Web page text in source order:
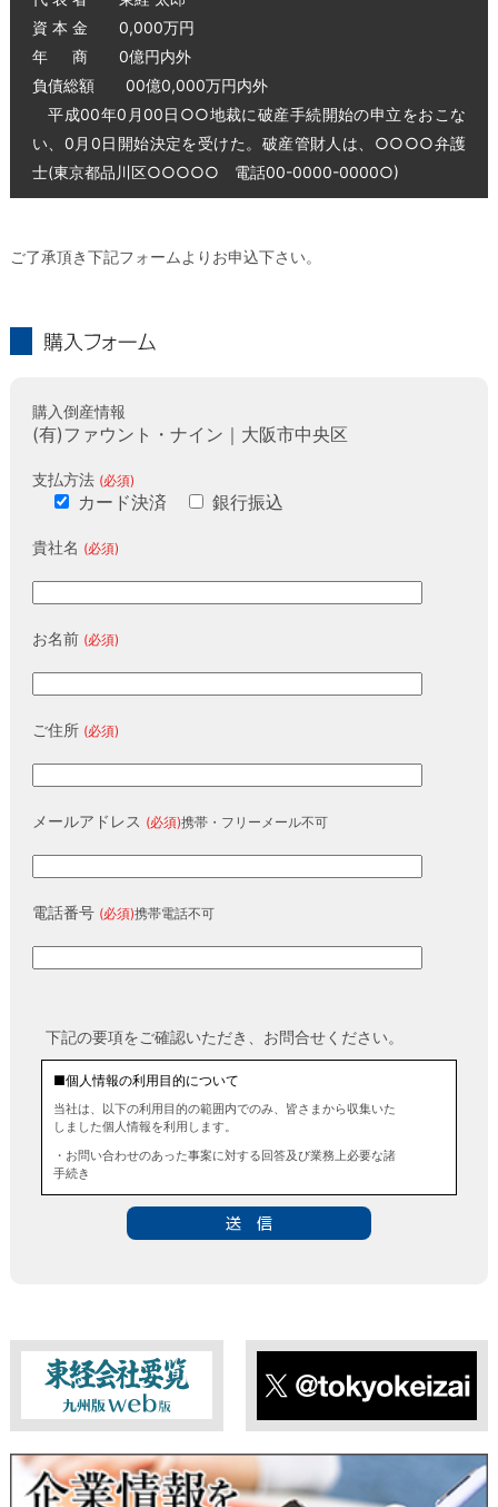
資 本 金 0,000万円
年 商 0億円内外
負債総額 00億0,000万円内外
平成00年0月00日○○地裁に破産手続開始の申立をおこな
い、0月0日開始決定を受けた。破産管財人は、○○○○弁護
士(東京都品川区○○○○○ 電話00-0000-0000○)
ご了承頂き下記フォームよりお申込下さい。
購入倒産情報
(有)ファウント・ナイン｜大阪市中央区
支払方法 (必須)
カード決済 銀行振込
貴社名 (必須)
お名前 (必須)
ご住所 (必須)
メールアドレス (必須)携帯・フリーメール不可
電話番号 (必須)携帯電話不可
下記の要項をご確認いただき、お問合せください。
■個人情報の利用目的について
当社は、以下の利用目的の範囲内でのみ、皆さまから収集いた
しました個人情報を利用します。
・お問い合わせのあった事案に対する回答及び業務上必要な諸
手続き
■個人情報の第三者提供について
■ 個人情報提供の任意性及び留意点
個人情報のご提供は任意ですが、必要な個人情報をご提供いた
だけなかった場合は、上記利用目的を達成できない場合があり
ますのでご了承ください。
当社は、本人が自己の個人情報について、通知・開示・訂正・
追加・削除・利用停止・提供停止の希望がございましたら、本
東経会社要覧web版 X